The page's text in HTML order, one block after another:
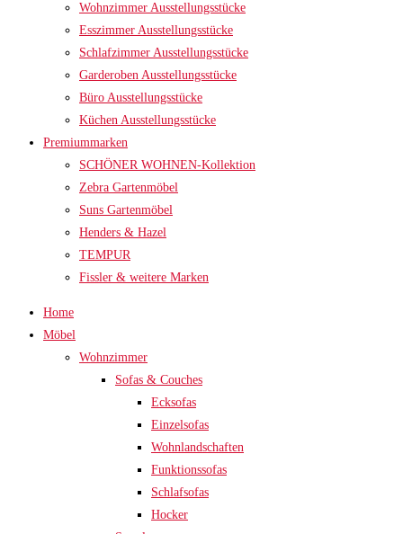
Wohnzimmer Ausstellungsstücke
Esszimmer Ausstellungsstücke
Schlafzimmer Ausstellungsstücke
Garderoben Ausstellungsstücke
Büro Ausstellungsstücke
Küchen Ausstellungsstücke
Premiummarken
SCHÖNER WOHNEN-Kollektion
Zebra Gartenmöbel
Suns Gartenmöbel
Henders & Hazel
TEMPUR
Fissler & weitere Marken
Home
Möbel
Wohnzimmer
Sofas & Couches
Ecksofas
Einzelsofas
Wohnlandschaften
Funktionssofas
Schlafsofas
Hocker